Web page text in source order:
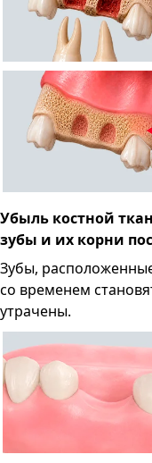
Убыль костной
зубы и их корни
Зубы,
со временем
утрачены.